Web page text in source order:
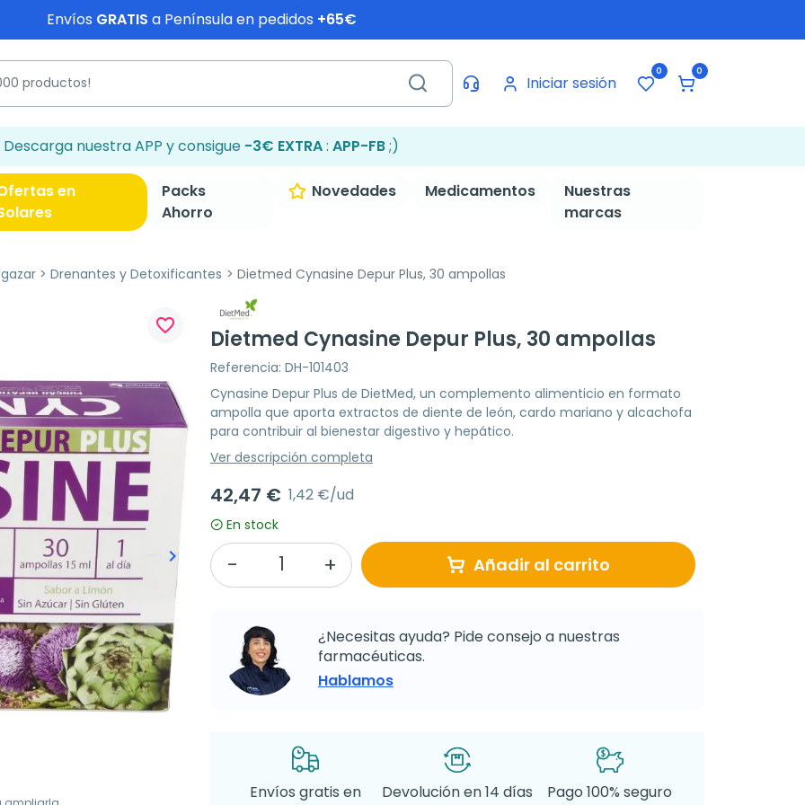
Envíos GRATIS a Península en pedidos +65€
Iniciar sesión
0 0
Descarga nuestra APP y consigue -3€ EXTRA: APP-FB;)
en
Packs
Ahorro
Novedades Medicamentos
Nuestras
marcas
Drenantes y Detoxificantes Dietmed Cynasine Depur Plus, 30 ampollas
Siguiente
keyboard_arrow_right
favorite_border
Dietmed Cynasine Depur Plus, 30 ampollas
Referencia: DH-101403
Cynasine Depur Plus de DietMed, un complemento alimenticio en formato
ampolla que aporta extractos de diente de león, cardo mariano y alcachofa
para contribuir al bienestar digestivo y hepático.
Ver descripción completa
42,47 € 1,42 €/ud
En stock
Añadir al carrito
¿Necesitas ayuda? Pide consejo a nuestras
farmacéuticas.
Hablamos
Envíos gratis en
Devolución en 14 días
Pago 100% seguro